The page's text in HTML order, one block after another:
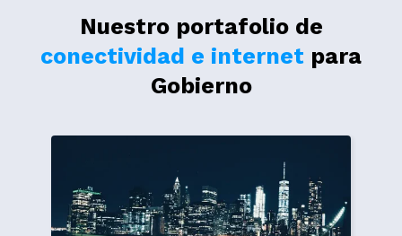
Nuestro portafolio de
conectividad e internet para
Gobierno